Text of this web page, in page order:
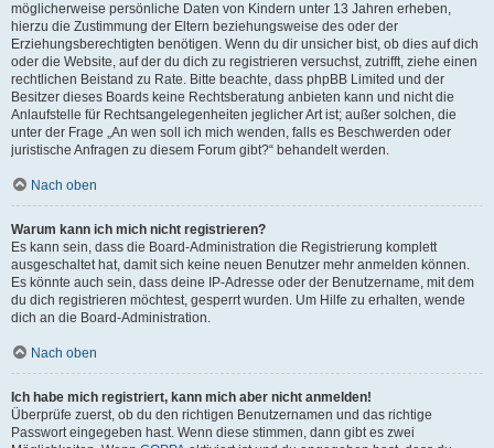
möglicherweise persönliche Daten von Kindern unter 13 Jahren erheben,
hierzu die Zustimmung der Eltern beziehungsweise des oder der
Erziehungsberechtigten benötigen. Wenn du dir unsicher bist, ob dies auf dich
oder die Website, auf der du dich zu registrieren versuchst, zutrifft, ziehe einen
rechtlichen Beistand zu Rate. Bitte beachte, dass phpBB Limited und der
Besitzer dieses Boards keine Rechtsberatung anbieten kann und nicht die
Anlaufstelle für Rechtsangelegenheiten jeglicher Art ist; außer solchen, die
unter der Frage „An wen soll ich mich wenden, falls es Beschwerden oder
juristische Anfragen zu diesem Forum gibt?“ behandelt werden.
Nach oben
Warum kann ich mich nicht registrieren?
Es kann sein, dass die Board-Administration die Registrierung komplett
ausgeschaltet hat, damit sich keine neuen Benutzer mehr anmelden können.
Es könnte auch sein, dass deine IP-Adresse oder der Benutzername, mit dem
du dich registrieren möchtest, gesperrt wurden. Um Hilfe zu erhalten, wende
dich an die Board-Administration.
Nach oben
Ich habe mich registriert, kann mich aber nicht anmelden!
Überprüfe zuerst, ob du den richtigen Benutzernamen und das richtige
Passwort eingegeben hast. Wenn diese stimmen, dann gibt es zwei